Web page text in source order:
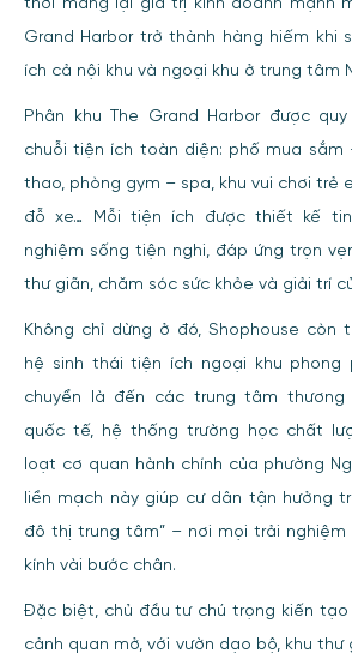
Grand Harbor trở thành hàng hiếm khi
ích cả nội khu và ngoại khu ở trung tâm
Phân khu The Grand Harbor được
chuỗi tiện ích toàn diện: phố mua sắm
thao, phòng gym – spa, khu vui chơi trẻ
đỗ xe… Mỗi tiện ích được thiết kế
nghiệm sống tiện nghi, đáp ứng trọn
thư giãn, chăm sóc sức khỏe và giải trí
Không chỉ dừng ở đó, Shophouse còn
hệ sinh thái tiện ích ngoại khu phong
chuyển là đến các trung tâm thương
quốc tế, hệ thống trường học chất
loạt cơ quan hành chính của phường
liền mạch này giúp cư dân tận hưởng
đô thị trung tâm” – nơi mọi trải
kính vài bước chân.
Đặc biệt, chủ đầu tư chú trọng kiến tạo
cảnh quan mở, với vườn dạo bộ, khu thư